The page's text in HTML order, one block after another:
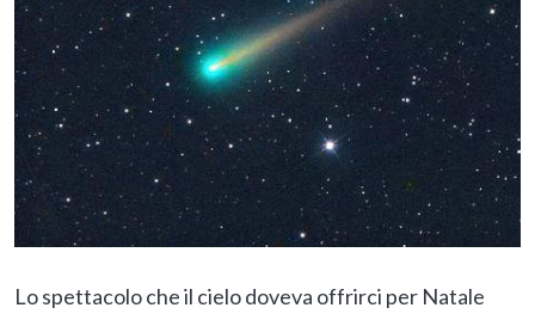
Lo spettacolo che il cielo doveva offrirci per Natale